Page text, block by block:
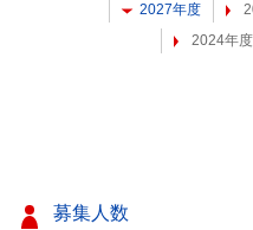
2027年度
2024年度
募集人数